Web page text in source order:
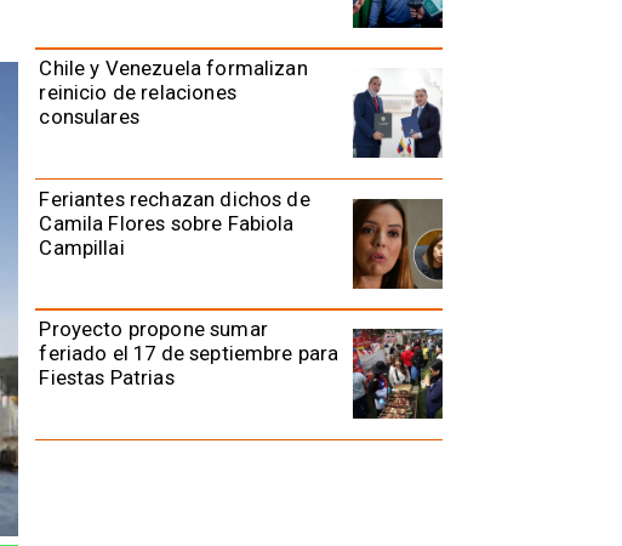
Chile y Venezuela formalizan
reinicio de relaciones
consulares
Feriantes rechazan dichos de
Camila Flores sobre Fabiola
Campillai
Proyecto propone sumar
feriado el 17 de septiembre para
Fiestas Patrias